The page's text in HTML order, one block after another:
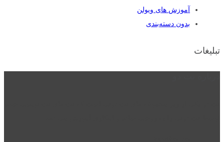
آموزش های ویولن
بدون دسته‌بندی
تبلیغات